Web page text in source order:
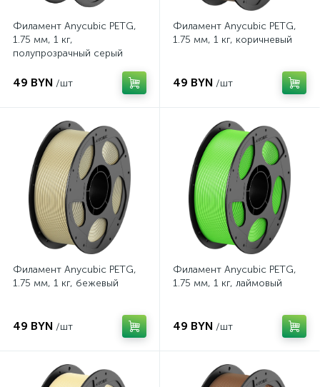
Филамент Anycubic PETG,
1.75 мм, 1 кг,
полупрозрачный серый
49 BYN /шт
Филамент Anycubic PETG,
1.75 мм, 1 кг, коричневый
49 BYN /шт
Филамент Anycubic PETG,
1.75 мм, 1 кг, бежевый
49 BYN /шт
Филамент Anycubic PETG,
1.75 мм, 1 кг, лаймовый
49 BYN /шт